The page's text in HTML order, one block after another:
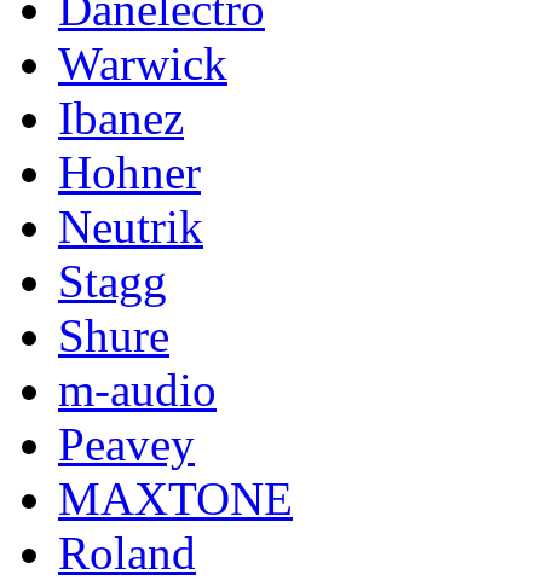
Warwick
Ibanez
Hohner
Neutrik
Stagg
Shure
m-audio
Peavey
MAXTONE
Roland